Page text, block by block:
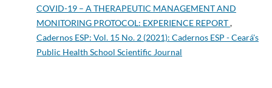
COVID-19 – A THERAPEUTIC MANAGEMENT AND
MONITORING PROTOCOL: EXPERIENCE REPORT,
Cadernos ESP: Vol. 15 No. 2 (2021): Cadernos ESP - Ceará's
Public Health School Scientific Journal